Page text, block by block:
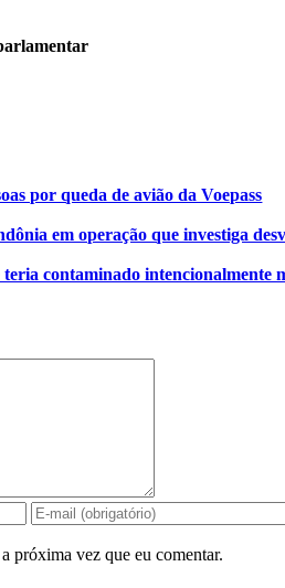
por queda de avião da Voepass
em operação que investiga
contaminado intencionalmente
próxima vez que eu comentar.